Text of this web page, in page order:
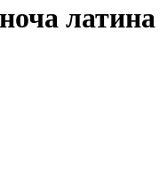
латина